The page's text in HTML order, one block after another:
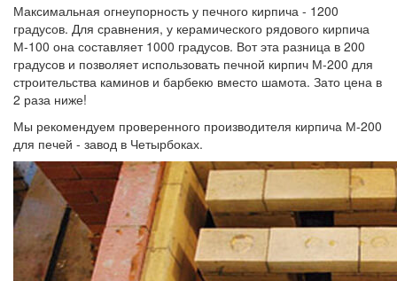
Максимальная огнеупорность у печного кирпича - 1200
градусов. Для сравнения, у керамического рядового кирпича
М-100 она составляет 1000 градусов. Вот эта разница в 200
градусов и позволяет использовать печной кирпич М-200 для
строительства каминов и барбекю вместо шамота. Зато цена в
2 раза ниже!
Мы рекомендуем проверенного производителя кирпича М-200
для печей - завод в Четырбоках.